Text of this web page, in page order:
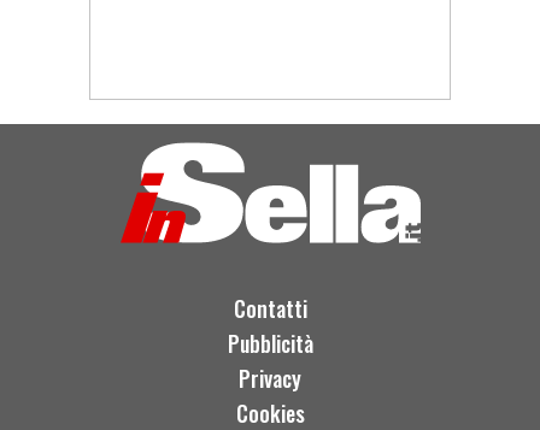
Contatti
Pubblicità
Privacy
Cookies